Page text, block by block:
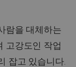
람을 대체하는
고강도인 작업
잡고 있습니다.